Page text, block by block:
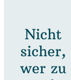
Nicht
sicher,
wer zu